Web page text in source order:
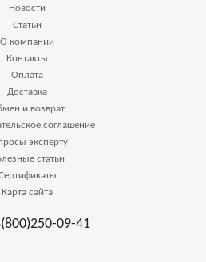
Новости
Статьи
О компании
Контакты
Оплата
Доставка
и возврат
соглашение
эксперту
статьи
Карта сайта
09-41